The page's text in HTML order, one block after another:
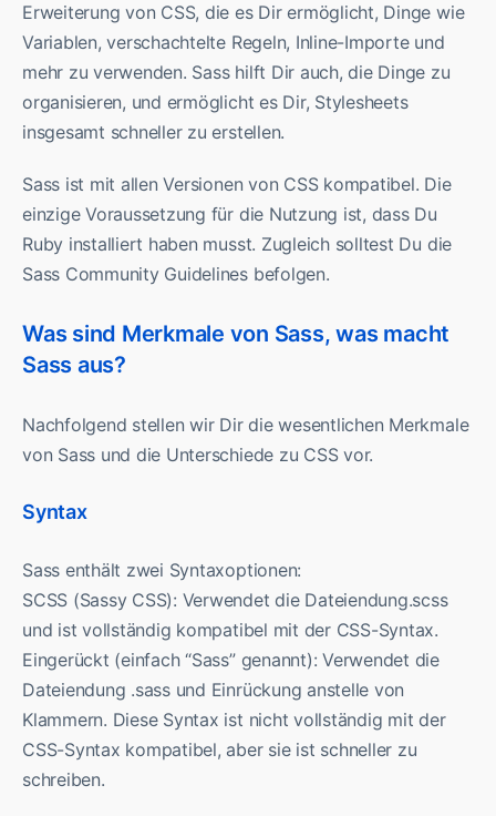
Erweiterung von CSS, die es Dir ermöglicht, Dinge wie
Variablen, verschachtelte Regeln, Inline-Importe und
mehr zu verwenden. Sass hilft Dir auch, die Dinge zu
organisieren, und ermöglicht es Dir, Stylesheets
insgesamt schneller zu erstellen.
Sass ist mit allen Versionen von CSS kompatibel. Die
einzige Voraussetzung für die Nutzung ist, dass Du
Ruby installiert haben musst. Zugleich solltest Du die
Sass Community Guidelines befolgen.
Was sind Merkmale von Sass, was macht
Sass aus?
Nachfolgend stellen wir Dir die wesentlichen Merkmale
von Sass und die Unterschiede zu CSS vor.
Syntax
Sass enthält zwei Syntaxoptionen:
SCSS (Sassy CSS): Verwendet die Dateiendung.scss
und ist vollständig kompatibel mit der CSS-Syntax.
Eingerückt (einfach “Sass” genannt): Verwendet die
Dateiendung .sass und Einrückung anstelle von
Klammern. Diese Syntax ist nicht vollständig mit der
CSS-Syntax kompatibel, aber sie ist schneller zu
schreiben.